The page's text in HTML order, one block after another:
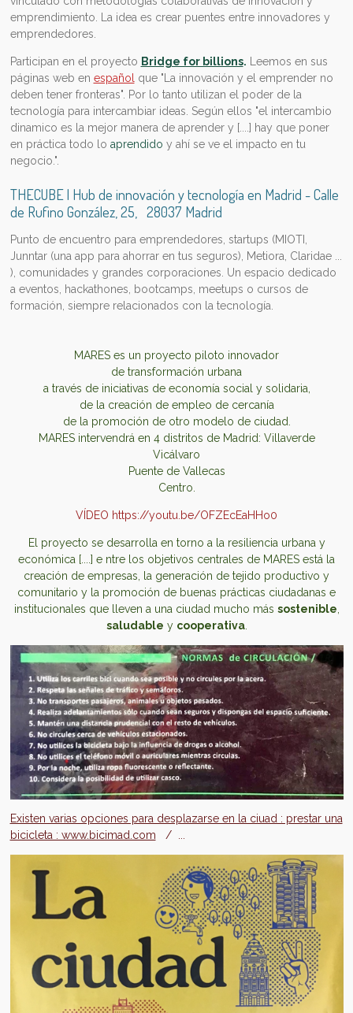
emprendimiento. La idea es crear puentes entre innovadores y
emprendedores.
Participan en el proyecto Bridge for billions. Leemos en sus
páginas web en español
que "La innovación y el emprender no
deben tener fronteras". Por lo tanto utilizan el poder de la
tecnología para intercambiar ideas. Según ellos "el intercambio
dinamico es la mejor manera de aprender y [....] hay que poner
en práctica todo lo aprendido y ahí se ve el impacto en tu
negocio.".
THECUBE | Hub de innovación y tecnología en Madrid -Calle
de Rufino González, 25, 28037 Madrid
Punto de encuentro para emprendedores, startups (MIOTI,
Junntar (una app para ahorrar en tus seguros), Metiora, Claridae ...
), comunidades y grandes corporaciones. Un espacio dedicado
a eventos, hackathones, bootcamps, meetups o cursos de
formación, siempre relacionados con la tecnología.
MARES es un proyecto piloto innovador
de transformación urbana
a través de iniciativas de economía social y solidaria,
de la creación de empleo de cercanía
de la promoción de otro modelo de ciudad.
MARES intervendrá en 4 distritos de Madrid: Villaverde
Vicálvaro
Puente de Vallecas
Centro.
VÍDEO https://youtu.be/OFZEcEaHHo0
El proyecto se desarrolla en torno a la resiliencia urbana y
económica [....] e ntre los objetivos centrales de MARES está la
creación de empresas, la generación de tejido productivo y
comunitario y la promoción de buenas prácticas ciudadanas e
institucionales que lleven a una ciudad mucho más sostenible
saludable y cooperativa.
Existen varias opciones para desplazarse en la ciuad : prestar una
bicicleta : www.bicimad.com / ...